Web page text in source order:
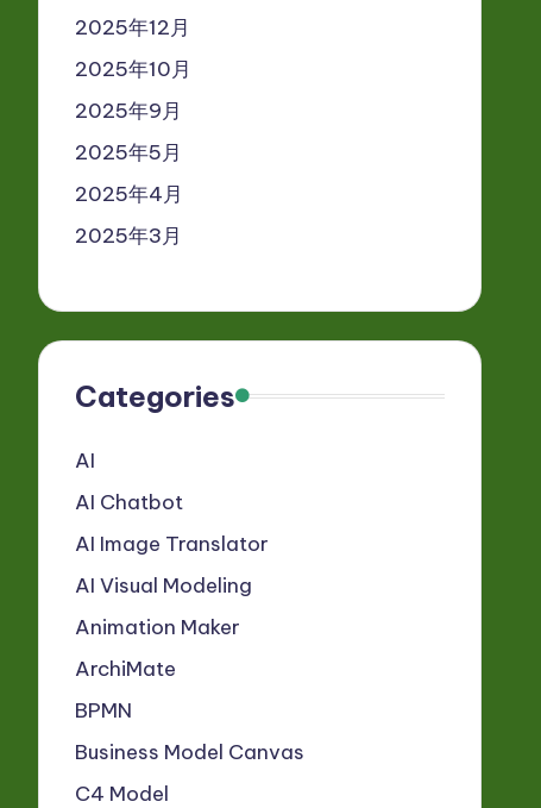
2025年12月
2025年10月
2025年9月
2025年5月
2025年4月
2025年3月
Categories
AI
AI Chatbot
AI Image Translator
AI Visual Modeling
Animation Maker
ArchiMate
BPMN
Business Model Canvas
C4 Model